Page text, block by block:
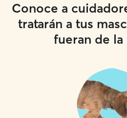
Conoce a
tratarán a tus
fueran de la